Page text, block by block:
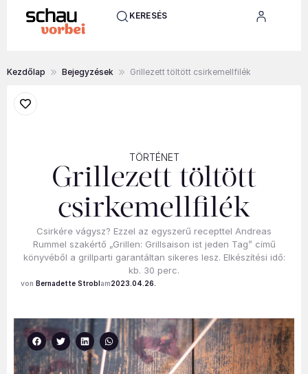
KERESÉS
Kezdőlap Bejegyzések Grillezett töltött csirkemellfilék
TÖRTÉNET
Grillezett töltött
csirkemellfilék
Csirkére vágysz? Ezzel az egyszerű recepttel Andreas
Rummel szakértő „Grillen: Grillsaison ist jeden Tag” című
könyvéből a grillparti garantáltan sikeres lesz. Elkészítési idő:
kb. 30 perc.
Bernadette Strobl 2023.04.26.